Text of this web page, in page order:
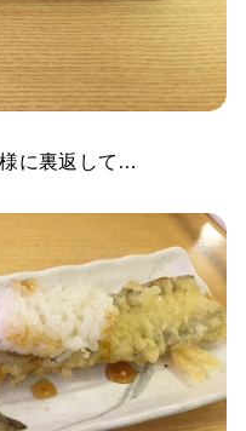
に裏返して…